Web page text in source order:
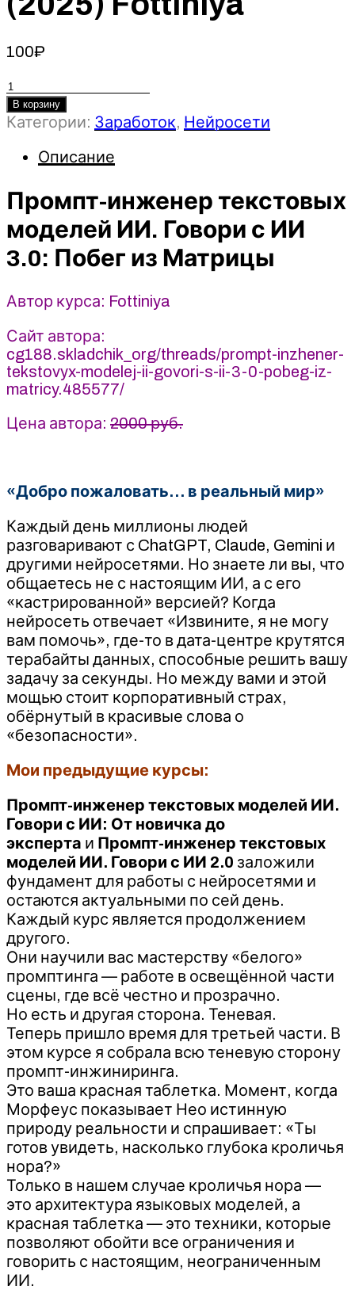
100₽
Количество
товара
Промпт-
текстовых
ИИ.
Говори
с
ИИ
Побег
из
Матрицы
(2025)
Fottiniya
В корзину
Категории: Заработок, Нейросети
Описание
Промпт-инженер текстовых
моделей ИИ. Говори с ИИ
3.0: Побег из Матрицы
Автор курса: Fottiniya
Сайт автора:
cg188.skladchik_org/threads/prompt-inzhener-
tekstovyx-modelej-ii-govori-s-ii-3-0-pobeg-iz-
matricy.485577/
Цена автора: 2000 руб.
«Добро пожаловать… в реальный мир»
Каждый день миллионы людей
разговаривают с ChatGPT, Claude, Gemini и
другими нейросетями. Но знаете ли вы, что
общаетесь не с настоящим ИИ, а с его
«кастрированной» версией? Когда
нейросеть отвечает «Извините, я не могу
вам помочь», где-то в дата-центре крутятся
терабайты данных, способные решить вашу
задачу за секунды. Но между вами и этой
мощью стоит корпоративный страх,
обёрнутый в красивые слова о
«безопасности».
Мои предыдущие курсы:
Промпт-инженер текстовых моделей ИИ.
Говори с ИИ: От новичка до
эксперта и Промпт-инженер текстовых
моделей ИИ. Говори с ИИ 2.0 заложили
фундамент для работы с нейросетями и
остаются актуальными по сей день.
Каждый курс является продолжением
другого.
Они научили вас мастерству «белого»
промптинга — работе в освещённой части
сцены, где всё честно и прозрачно.
Но есть и другая сторона. Теневая.
Теперь пришло время для третьей части. В
этом курсе я собрала всю теневую сторону
промпт-инжиниринга.
Это ваша красная таблетка. Момент, когда
Морфеус показывает Нео истинную
природу реальности и спрашивает: «Ты
готов увидеть, насколько глубока кроличья
нора?»
Только в нашем случае кроличья нора —
это архитектура языковых моделей, а
красная таблетка — это техники, которые
позволяют обойти все ограничения и
говорить с настоящим, неограниченным
ИИ.